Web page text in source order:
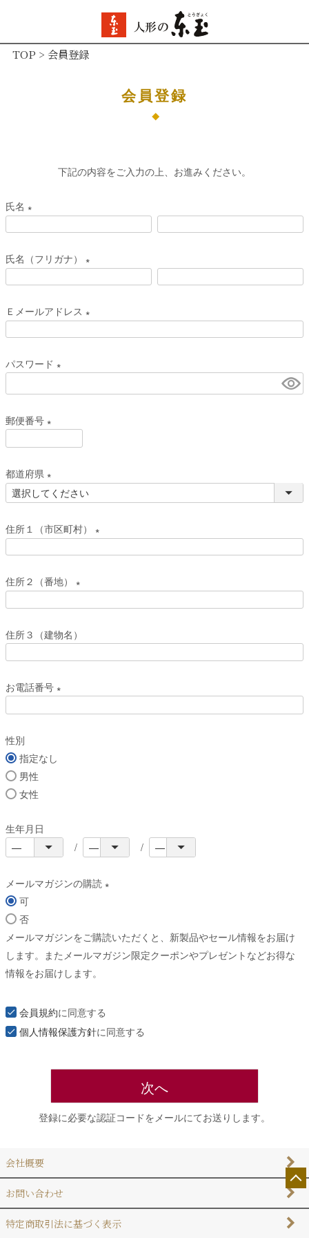
TOP 会員登録
会員登録
下記の内容をご入力の上、お進みください。
氏名
(
須
)
氏名（フリガナ）
(
須
)
Ｅメールアドレス
(
須
パスワード
郵便番号
(
須
)
都道府県
(
須
)
住所１（市区町村）
(
須
)
住所２（番地）
(
須
)
住所３（建物名）
お電話番号
(
性別
指定なし
男性
女性
生年月日
メールマガジンの購読
須
)
可
否
メールマガジンをご購読いただくと、新製品やセール情報をお届け
します。またメールマガジン限定クーポンやプレゼントなどお得な
情報をお届けします。
会員規約に同意する
個人情報保護方針に同意する
次へ
登録に必要な認証コードをメールにてお送りします。
会社概要
お問い合わせ
特定商取引法に基づく表示